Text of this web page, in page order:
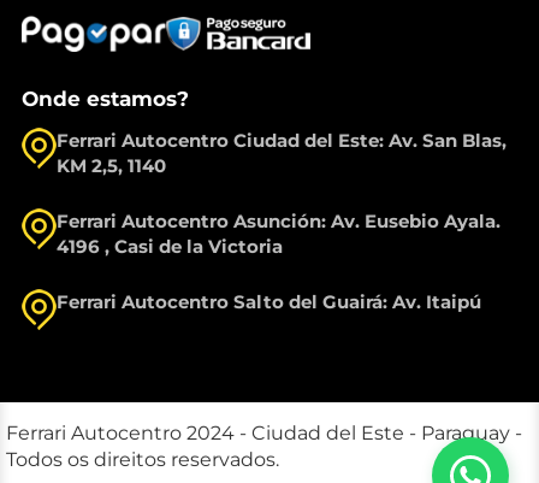
Onde estamos?
Ferrari Autocentro Ciudad del Este: Av. San Blas,
KM 2,5, 1140
Ferrari Autocentro Asunción: Av. Eusebio Ayala.
4196 , Casi de la Victoria
Ferrari Autocentro Salto del Guairá: Av. Itaipú
Ferrari Autocentro 2024 - Ciudad del Este - Paraguay -
Todos os direitos reservados.